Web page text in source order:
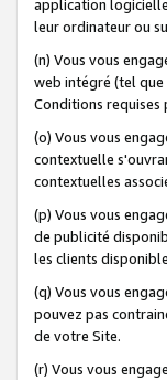
application
leur ordinateur ou
(n) Vous vous
web intégré (tel que
Conditions
(o) Vous vous
contextuelle
contextuelles
(p) Vous vous
de publicité
les clients
(q) Vous vous
pouvez pas
de votre Site.
(r) Vous vous